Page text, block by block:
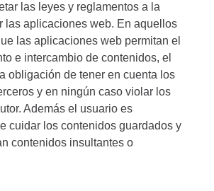
las leyes y reglamentos a la
las aplicaciones web. En aquellos
las aplicaciones web permitan el
e intercambio de contenidos, el
obligación de tener en cuenta los
y en ningún caso violar los
Además el usuario es
cuidar los contenidos guardados y
contenidos insultantes o